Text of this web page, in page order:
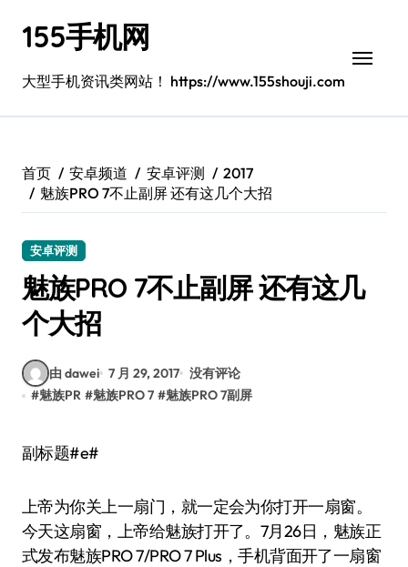
155手机网
大型手机资讯类网站！ https://www.155shouji.com
首页 安卓频道 安卓评测
2017
魅族PRO 7不止副屏 还有这几个大招
安卓评测
魅族PRO 7不止副屏 还有这几
个大招
由 dawei 7 月 29, 2017 没有评论
#魅族PR #魅族PRO 7 #魅族PRO 7副屏
副标题#e#
上帝为你关上一扇门，就一定会为你打开一扇窗。
今天这扇窗，上帝给魅族打开了。7月26日，魅族正
式发布魅族PRO 7/PRO 7 Plus，手机背面开了一扇窗